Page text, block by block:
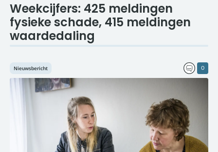
Weekcijfers: 425 meldingen
fysieke schade, 415 meldingen
waardedaling
0
Nieuwsbericht